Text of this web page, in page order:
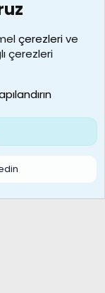
çerezlerive
çerezleri